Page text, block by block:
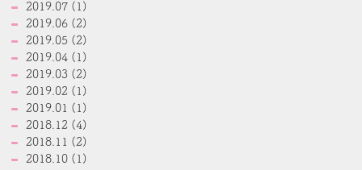
2019.07 (1)
2019.06 (2)
2019.05 (2)
2019.04 (1)
2019.03 (2)
2019.02 (1)
2019.01 (1)
2018.12 (4)
2018.11 (2)
2018.10 (1)